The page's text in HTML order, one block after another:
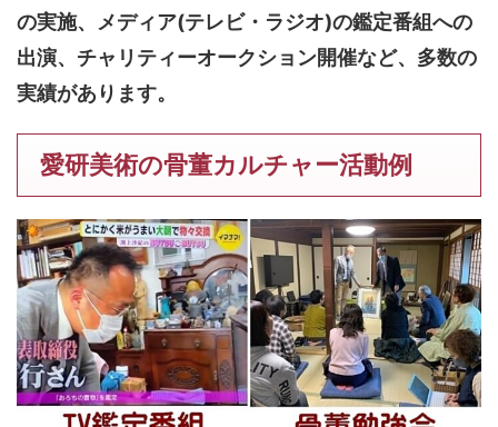
の実施、メディア(テレビ・ラジオ)の鑑定番組への
出演、チャリティーオークション開催など、多数の
実績があります。
愛研美術の骨董カルチャー活動例